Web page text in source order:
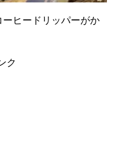
ヒードリッパーがか
ク